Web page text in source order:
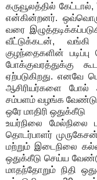
கருவூலத்தில் கேட்டால்,
என்கின்றனர்.
வரை
வீட்டுக்கடன்,
குழந்தைகளின்
போக்குவரத்துக்கு
ஏற்படுகிறது. எனவே
ஆசிரியர்களை போல்
சம்பளம் வழங்க வேண்டும்
ஒரே மாதிரி ஒதுக்கீடு
உயர்நிலை மேல்நிலை
தொடர்பாளர்
மற்றும் இடைநிலை
ஒதுக்கீடு செய்ய
மாதந்தோறும் நிதி